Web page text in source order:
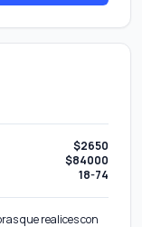
$2650
$84000
18-74
que realices con